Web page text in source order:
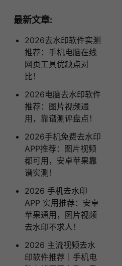
最新文章:
2026去水印软件实测
推荐：手机电脑在线
网页工具优缺点对
比！
2026电脑去水印软件
推荐：图片视频通
用，靠谱测评盘点！
2026手机免费去水印
APP推荐：图片视频
都可用，安卓苹果靠
谱实测！
2026 手机去水印
APP 实用推荐：安卓
苹果通用，图片视频
去水印不求人！
2026 主流视频去水
印软件推荐｜手机电